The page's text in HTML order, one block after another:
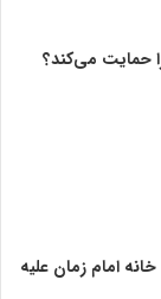
حمایت می‌کند؟
امام زمان علیه